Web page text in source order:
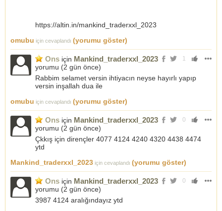
https://altin.in/mankind_traderxxl_2023
omubu için cevaplandı (yorumu göster)
1
Ons için Mankind_traderxxl_2023
yorumu (2 gün önce)
Rabbim selamet versin ihtiyacın neyse hayırlı yapıp
versin inşallah dua ile
omubu için cevaplandı (yorumu göster)
0
Ons için Mankind_traderxxl_2023
yorumu (2 gün önce)
Çkkış için dirençler 4077 4124 4240 4320 4438 4474
ytd
Mankind_traderxxl_2023 için cevaplandı (yorumu göster)
0
Ons için Mankind_traderxxl_2023
yorumu (2 gün önce)
3987 4124 aralığındayız ytd